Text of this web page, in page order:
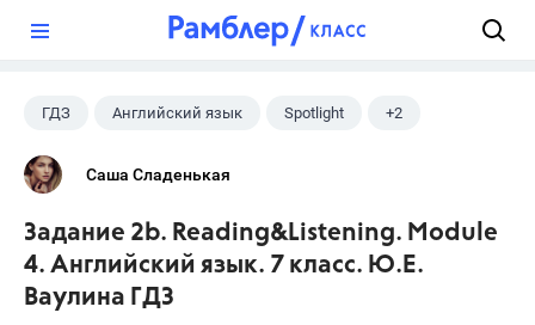
ГДЗ Английский язык Spotlight +2
Ваулина Ю.Е.
Саша Сладенькая
Задание 2b. Reading&Listening. Module
4. Английский язык. 7 класс. Ю.Е.
Ваулина ГДЗ